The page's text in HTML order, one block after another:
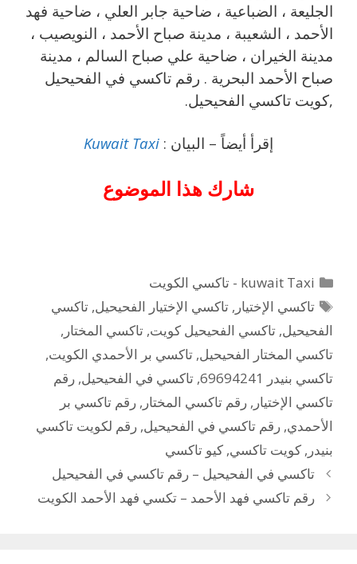
الجليعة ، الضباعية ، ضاحية جابر العلي ، ضاحية فهد
الأحمد ، الشعيبة ، مدينة صباح الأحمد ، النويصيب ،
مدينة الخيران ، ضاحية علي صباح السالم ، مدينة
صباح الأحمد البحرية . رقم تاكسي في الفحيحيل
,كويت تاكسي الفحيحيل.
إقرأ أيضاً – البيان : Kuwait Taxi
شارك هذا الموضوع
التصنيفات
kuwait Taxi - تاكسي الكويت
الوسوم
تاكسي الإختيار ,تاكسي الإختيار الفحيحيل,تاكسي
الفحيحيل, تاكسي الفحيحيل كويت, تاكسي المختار ,
تاكسي المختار الفحيحيل, تاكسي بر الأحمدي الكويت,
تاكسي بنيدر 69694241
, تاكسي في الفحيحيل, رقم
تاكسي الإختيار , رقم تاكسي المختار , رقم تاكسي بر
الأحمدي, رقم تاكسي في الفحيحيل, رقم لكويت تاكسي
بنيدر , كويت تاكسي, كيو تاكسي
تاكسي في الفحيحيل – رقم تاكسي في الفحيحيل
رقم تاكسي فهد الأحمد – تكسي فهد الأحمد الكويت